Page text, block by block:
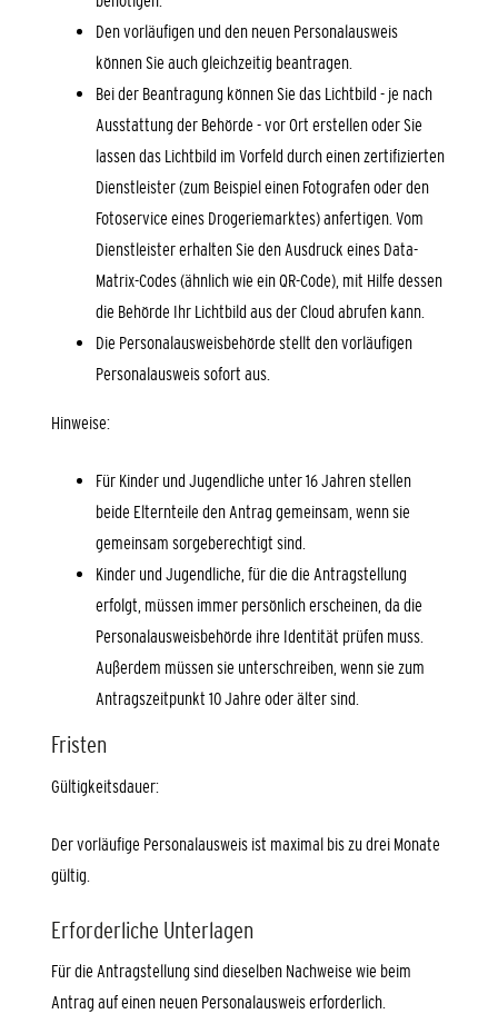
Den vorläufigen und den neuen Personalausweis
können Sie auch gleichzeitig beantragen.
Bei der Beantragung können Sie das Lichtbild - je nach
Ausstattung der Behörde - vor Ort erstellen oder Sie
lassen das Lichtbild im Vorfeld durch einen zertifizierten
Dienstleister (zum Beispiel einen Fotografen oder den
Fotoservice eines Drogeriemarktes) anfertigen. Vom
Dienstleister erhalten Sie den Ausdruck eines Data-
Matrix-Codes (ähnlich wie ein QR-Code), mit Hilfe dessen
die Behörde Ihr Lichtbild aus der Cloud abrufen kann.
Die Personalausweisbehörde stellt den vorläufigen
Personalausweis sofort aus.
Hinweise:
Für Kinder und Jugendliche unter 16 Jahren stellen
beide Elternteile den Antrag gemeinsam, wenn sie
gemeinsam sorgeberechtigt sind.
Kinder und Jugendliche, für die die Antragstellung
erfolgt, müssen immer persönlich erscheinen, da die
Personalausweisbehörde ihre Identität prüfen muss.
Außerdem müssen sie unterschreiben, wenn sie zum
Antragszeitpunkt 10 Jahre oder älter sind.
Fristen
Gültigkeitsdauer:
Dervorläufige Personalausweis ist maximal bis zu drei Monate
gültig.
Erforderliche Unterlagen
Für die Antragstellung sind dieselben Nachweise wie beim
Antrag auf einen neuen Personalausweis erforderlich.